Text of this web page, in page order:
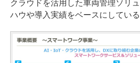
クラウドを活用した車両管理ソリ
ハウや導入実績をベースにしている